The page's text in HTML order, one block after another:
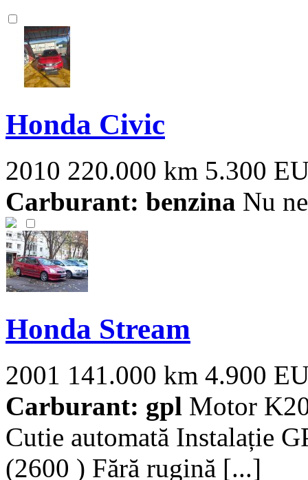
Honda Civic
2010 220.000 km 5.300
Carburant: benzina Nu
Honda Stream
2001 141.000 km 4.900
Carburant: gpl Motor
Cutie automată Instalație
(2600 ) Fără rugină [...]